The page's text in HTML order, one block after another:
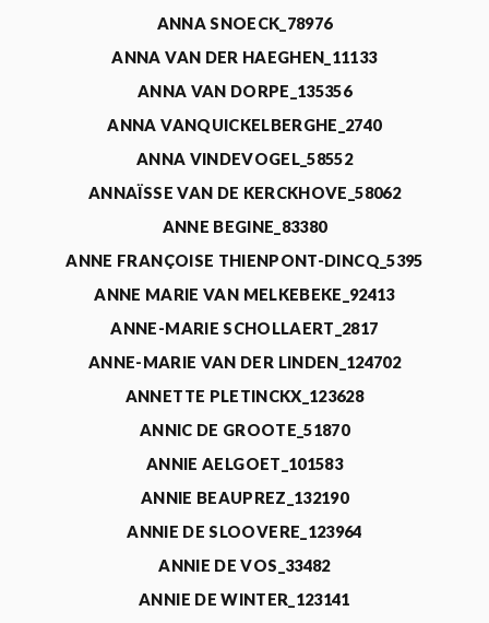
ANNA SNOECK_78976
ANNA VAN DER HAEGHEN_11133
ANNA VAN DORPE_135356
ANNA VANQUICKELBERGHE_2740
ANNA VINDEVOGEL_58552
ANNAÏSSE VAN DE KERCKHOVE_58062
ANNE BEGINE_83380
ANNE FRANÇOISE THIENPONT-DINCQ_5395
ANNE MARIE VAN MELKEBEKE_92413
ANNE-MARIE SCHOLLAERT_2817
ANNE-MARIE VAN DER LINDEN_124702
ANNETTE PLETINCKX_123628
ANNIC DE GROOTE_51870
ANNIE AELGOET_101583
ANNIE BEAUPREZ_132190
ANNIE DE SLOOVERE_123964
ANNIE DE VOS_33482
ANNIE DE WINTER_123141